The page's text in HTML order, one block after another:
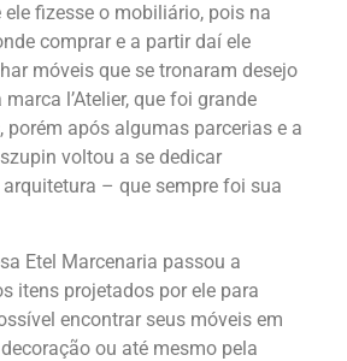
fizesse o mobiliário, pois na
comprar e a partir daí ele
móveis que se tronaram desejo
l’Atelier, que foi grande
porém após algumas parcerias e a
voltou a se dedicar
– que sempre foi sua
Etel Marcenaria passou a
itens projetados por ele para
encontrar seus móveis em
ou até mesmo pela